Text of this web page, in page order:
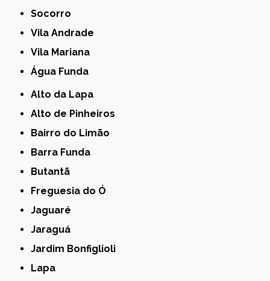
Socorro
Vila Andrade
Vila Mariana
Água Funda
Alto da Lapa
Alto de Pinheiros
Bairro do Limão
Barra Funda
Butantã
Freguesia do Ó
Jaguaré
Jaraguá
Jardim Bonfiglioli
Lapa